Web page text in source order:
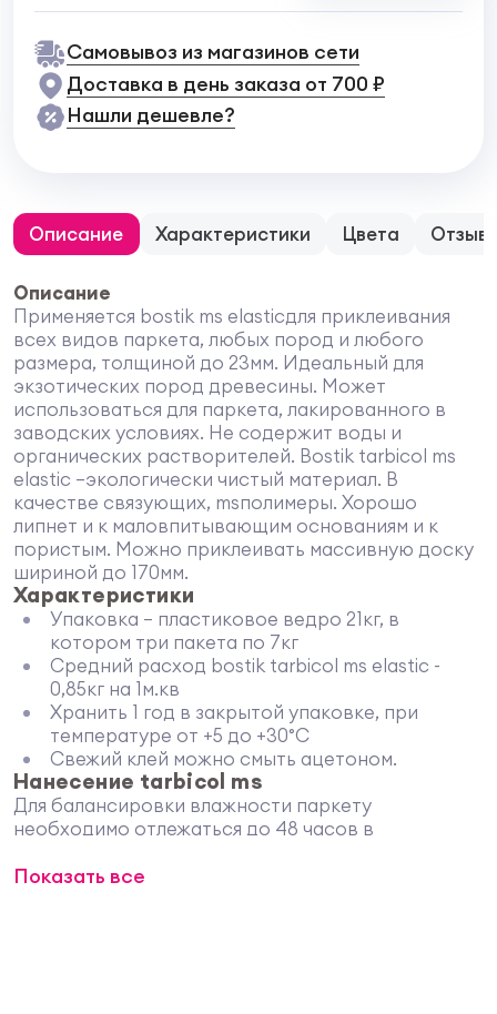
Самовывоз из магазинов сети
Доставка в день заказа от 700 ₽
Нашли дешевле?
Описание Характеристики Цвета
Описание
Применяется bostik ms elasticдля приклеивания
всех видов паркета, любых пород и любого
размера, толщиной до 23мм. Идеальный для
экзотических пород древесины. Может
использоваться для паркета, лакированного в
заводских условиях. Не содержит воды и
органических растворителей. Bostik tarbicol ms
elastic –экологически чистый материал. В
качестве связующих, msполимеры. Хорошо
липнет и к маловпитывающим основаниям и к
пористым. Можно приклеивать массивную доску
шириной до 170мм.
Характеристики
Упаковка – пластиковое ведро 21кг, в
котором три пакета по 7кг
Средний расход bostik tarbicol ms elastic -
0,85кг на 1м.кв
Хранить 1 год в закрытой упаковке, при
температуре от +5 до +30°C
Свежий клей можно смыть ацетоном.
Нанесение tarbicol ms
Для балансировки влажности паркету
необходимо отлежаться до 48 часов в
Показать все